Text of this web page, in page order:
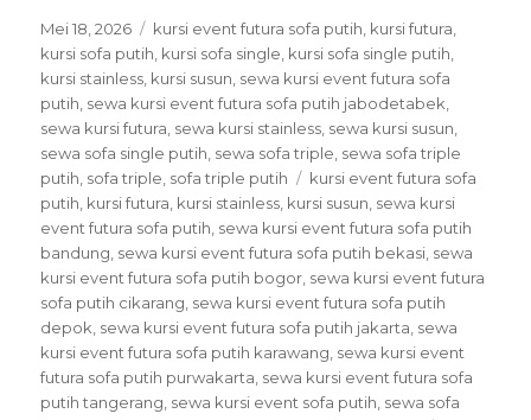
Posted
on
Mei 18, 2026 Categories
kursi event futura sofa putih, kursi futura,
kursi sofa putih, kursi sofa single, kursi sofa single putih,
kursi stainless, kursi susun, sewa kursi event futura sofa
putih, sewa kursi event futura sofa putih jabodetabek,
sewa kursi futura, sewa kursi stainless, sewa kursi susun,
sewa sofa single putih, sewa sofa triple, sewa sofa triple
putih, sofa triple, sofa triple putih Tags
kursi event futura sofa
putih, kursi futura, kursi stainless, kursi susun, sewa kursi
event futura sofa putih, sewa kursi event futura sofa putih
bandung, sewa kursi event futura sofa putih bekasi, sewa
kursi event futura sofa putih bogor, sewa kursi event futura
sofa putih cikarang, sewa kursi event futura sofa putih
depok, sewa kursi event futura sofa putih jakarta, sewa
kursi event futura sofa putih karawang, sewa kursi event
futura sofa putih purwakarta, sewa kursi event futura sofa
putih tangerang, sewa kursi event sofa putih, sewa sofa